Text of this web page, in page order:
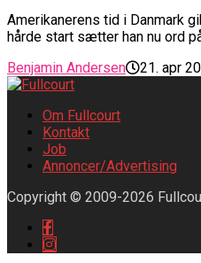
Amerikanerens tid i Danmark
hårde start sætter han nu ord
Benjamin Andersen
21. apr
Om Fullcourt
Kontakt
Job
Annoncer/Advertising
Copyright © 2009-2026